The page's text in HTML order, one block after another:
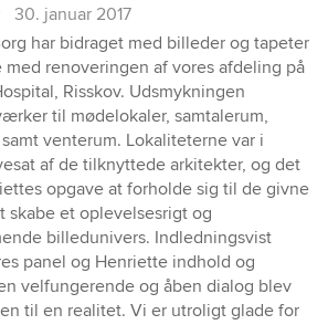
30. januar 2017
har bidraget med billeder og tapeter
med renoveringen af vores afdeling på
Risskov. Udsmykningen
til mødelokaler, samtalerum,
venterum. Lokaliteterne var i
af de tilknyttede arkitekter, og det
opgave at forholde sig til de givne
skabe et oplevelsesrigt og
billedunivers. Indledningsvist
panel og Henriette indhold og
velfungerende og åben dialog blev
til en realitet. Vi er utroligt glade for